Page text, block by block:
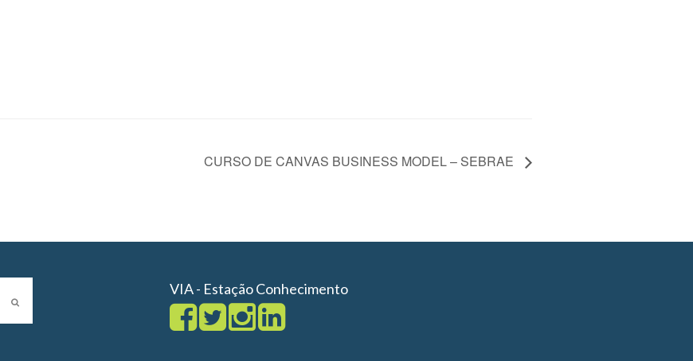
CURSO DE CANVAS BUSINESS MODEL – SEBRAE
VIA - Estação Conhecimento